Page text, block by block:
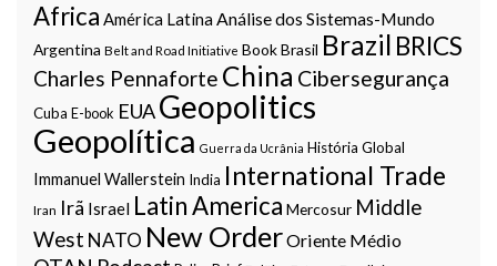
Africa América LatinaAnálise dos Sistemas-Mundo
Argentina Belt and Road Initiative BookBrasil Brazil BRICS
Charles Pennaforte China Cibersegurança
Cuba E-book EUAGeopolitics
Geopolítica Guerra da Ucrânia História Global
Immanuel Wallerstein India International Trade
Iran Irã Israel Latin America Mercosur Middle
West NATO New OrderOriente Médio